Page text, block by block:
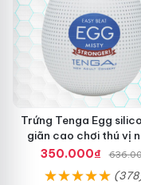
t
ạ
– Để xa tầm tay trẻ
Trứng Tenga Egg
giãn cao chơi thú vị
trang tinh tế
350.000₫